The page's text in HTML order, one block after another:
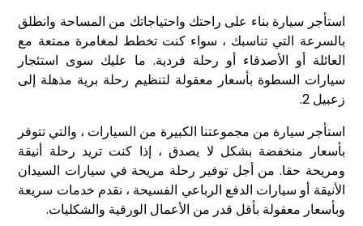
استأجر سيارة بناء على راحتك واحتياجاتك من المساحة وانطلق
بالسرعة التي تناسبك ، سواء كنت تخطط لمغامرة ممتعة مع
العائلة أو الأصدقاء أو رحلة فردية. ما عليك سوى استئجار
سيارات السطوة بأسعار معقولة لتنظيم رحلة برية مذهلة إلى
زعبيل 2.
استأجر سيارة من مجموعتنا الكبيرة من السيارات ، والتي تتوفر
بأسعار منخفضة بشكل لا يصدق ، إذا كنت تريد رحلة أنيقة
ومريحة حقا. من أجل توفير رحلة مريحة في سيارات السيدان
الأنيقة أو سيارات الدفع الرباعي الفسيحة ، نقدم خدمات سريعة
وبأسعار معقولة بأقل قدر من الأعمال الورقية والشكليات.